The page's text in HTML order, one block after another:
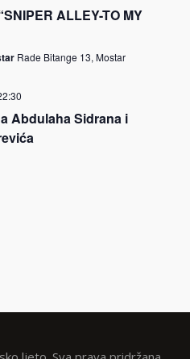
ALLEY-TO MY
Rade Bitange 13, Mostar
Abdulaha Sidrana i